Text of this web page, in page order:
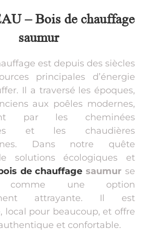
– Bois de chauffage
saumur
est depuis des siècles
principales d’énergie
Il a traversé les époques,
aux poêles modernes,
par les cheminées
et les chaudières
Dans notre quête
solutions écologiques et
de chauffage saumur se
comme une option
attrayante. Il est
local pour beaucoup, et offre
et confortable.